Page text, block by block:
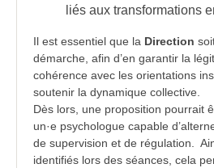
liés aux transformations
Il est essentiel que la Direction
démarche, afin d’en garantir la
cohérence avec les orientations
soutenir la dynamique collective.
Dès lors, une proposition pourrait
un·e psychologue capable
de supervision et de régulation.
identifiés lors des séances, cela